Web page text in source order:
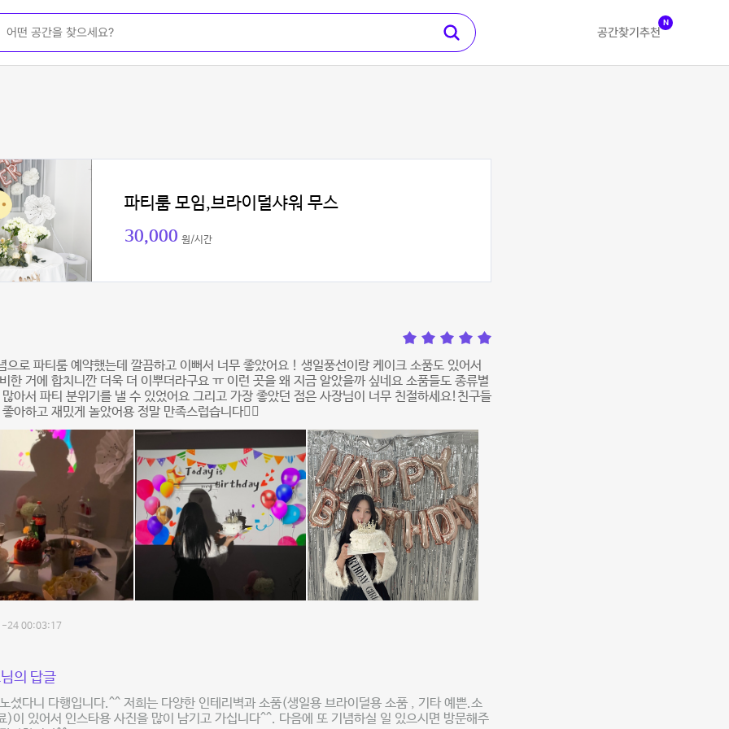
공간찾기 추천
N
파티룸 모임,브라이덜샤워 무스
30,000 원/시간
으로 파티룸 예약했는데 깔끔하고 이뻐서 너무 좋았어요 ! 생일풍선이랑 케이크 소품도 있어서
한 거에 합치니깐 더욱 더 이뿌더라구요 ㅠ 이런 곳을 왜 지금 알았을까 싶네요 소품들도 종류별
아서 파티 분위기를 낼 수 있었어요 그리고 가장 좋았던 점은 사장님이 너무 친절하세요!친구들
아하고 재밌게 놀았어용 정말 만족스럽습니다👍🏻
24 00:03:17
의 답글
셨다니 다행입니다.^^ 저희는 다양한 인테리벽과 소품(생일용 브라이덜용 소품 , 기타 예쁜.소
)이 있어서 인스타용 사진을 많이 남기고 가십니다^^. 다음에 또 기념하실 일 있으시면 방문해주